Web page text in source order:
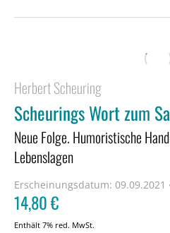
Herbert Scheuring
Scheurings Wort zum
Neue Folge. Humoristische
Lebenslagen
Erscheinungsdatum: 09.09.2021
14,80€
Enthält 7% red. MwSt.